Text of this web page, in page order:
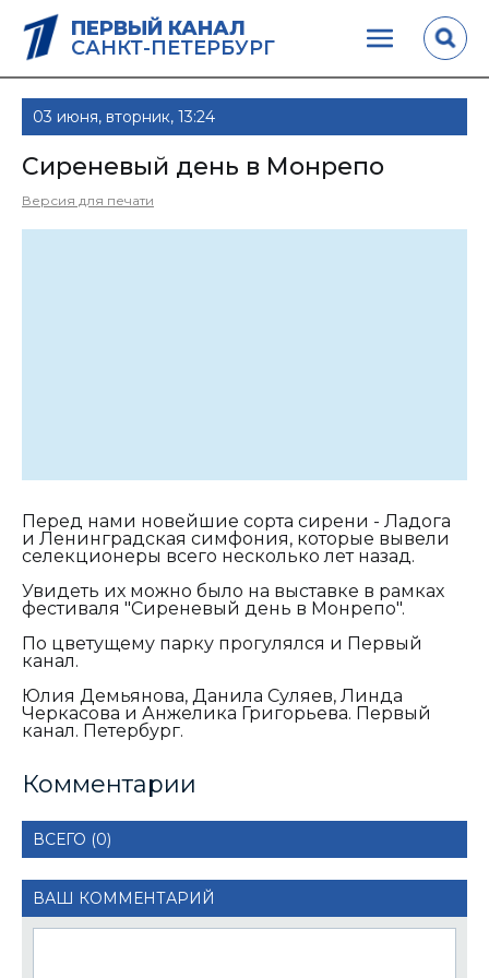
ПЕРВЫЙ КАНАЛ
САНКТ-ПЕТЕРБУРГ
03 июня, вторник, 13:24
Сиреневый день в Монрепо
Версия для печати
Перед нами новейшие сорта сирени - Ладога
и Ленинградская симфония, которые вывели
селекционеры всего несколько лет назад.
Увидеть их можно было на выставке в рамках
фестиваля "Сиреневый день в Монрепо".
По цветущему парку прогулялся и Первый
канал.
Юлия Демьянова, Данила Суляев, Линда
Черкасова и Анжелика Григорьева. Первый
канал. Петербург.
Комментарии
ВСЕГО (0)
ВАШ КОММЕНТАРИЙ